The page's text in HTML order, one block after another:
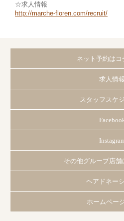
☆求人情報
http://marche-floren.com/recruit/
ネット予約はコ
求人情報
スタッフスケ
その他グループ店舗
ヘアドネー
ホームペー